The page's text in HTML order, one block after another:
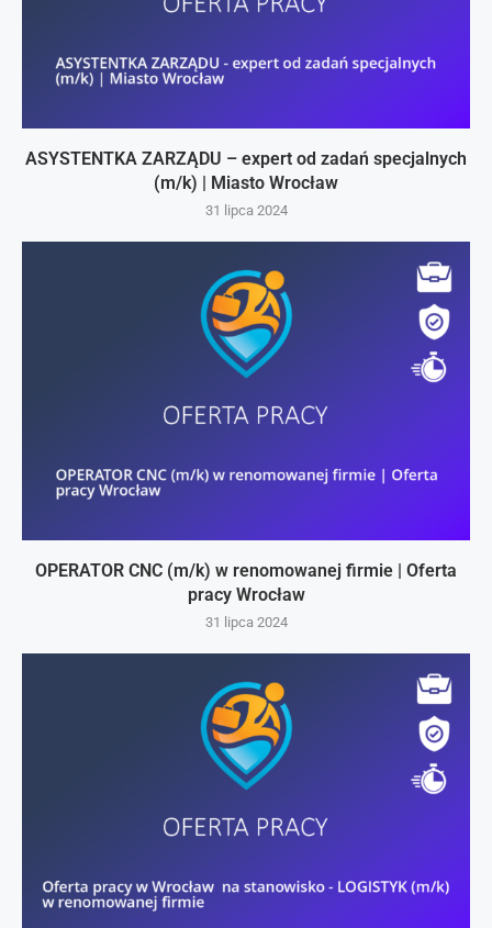
ASYSTENTKA ZARZĄDU – expert od zadań specjalnych
(m/k) | Miasto Wrocław
31 lipca 2024
OPERATOR CNC (m/k) w renomowanej firmie | Oferta
pracy Wrocław
31 lipca 2024